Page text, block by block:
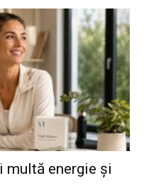
multă energie și